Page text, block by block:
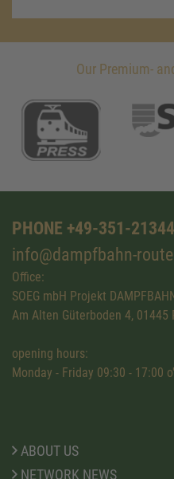
Our Premium-
PHONE +49-351-
info@dampfbahn-
Office:
SOEG mbH Projekt
Am Alten Güterboden 4, 01445
opening hours:
Monday - Friday 09:30 - 17:00
ABOUT US
NETWORK NEWS